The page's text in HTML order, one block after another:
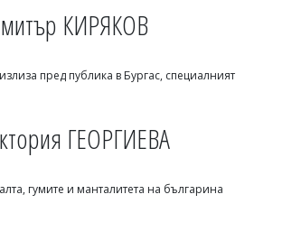
Преображение Господне,
кой има имен ден
КИРЯКОВ
пред публика в Бургас, специалният
ГЕОРГИЕВА
гумите и манталитета на българина